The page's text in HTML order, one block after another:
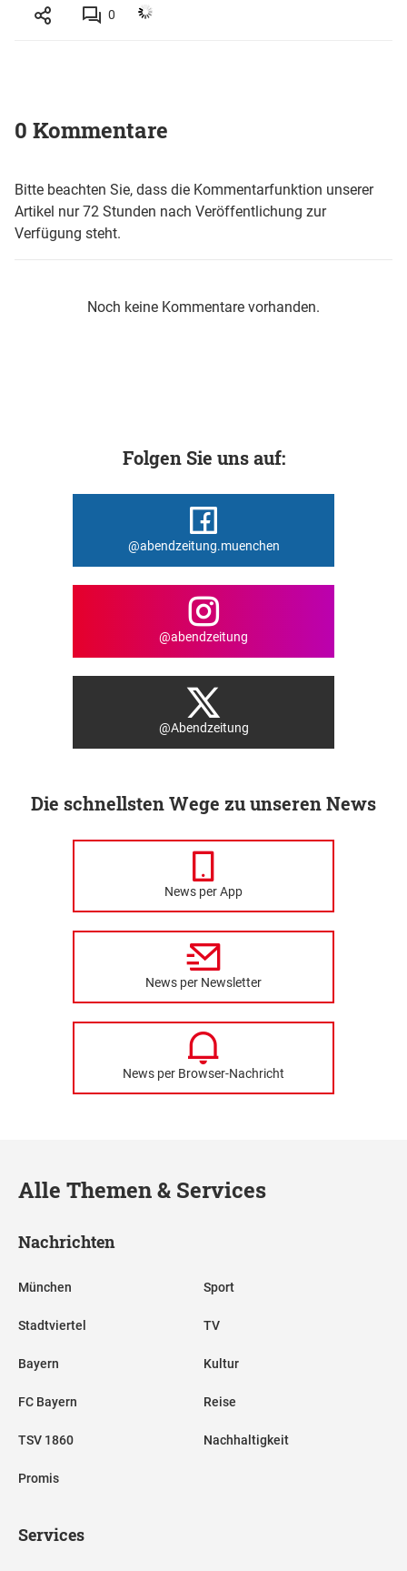
0
0 Kommentare
Bitte beachten Sie, dass die Kommentarfunktion unserer
Artikel nur 72 Stunden nach Veröffentlichung zur
Verfügung steht.
Noch keine Kommentare vorhanden.
Folgen Sie uns auf:
@abendzeitung.muenchen
@abendzeitung
@Abendzeitung
Die schnellsten Wege zu unseren News
News per App
News per Newsletter
News per Browser-Nachricht
Alle Themen & Services
Nachrichten
München
Stadtviertel
Bayern
FC Bayern
TSV 1860
Promis
Sport
TV
Kultur
Reise
Nachhaltigkeit
Services